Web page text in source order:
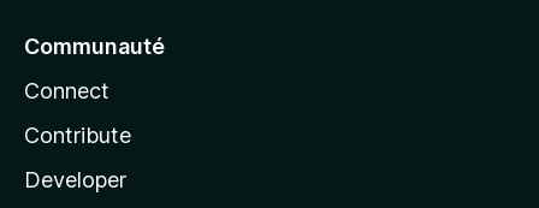
Communauté
Connect
Contribute
Developer